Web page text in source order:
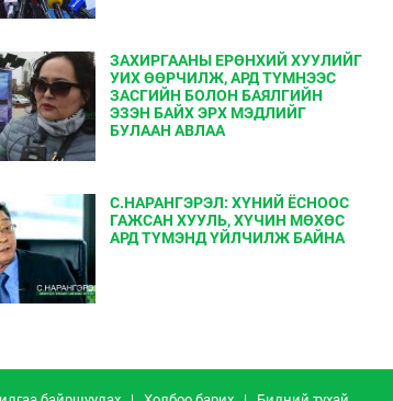
ЗАХИРГААНЫ ЕРӨНХИЙ ХУУЛИЙГ
УИХ ӨӨРЧИЛЖ, АРД ТҮМНЭЭС
ЗАСГИЙН БОЛОН БАЯЛГИЙН
ЭЗЭН БАЙХ ЭРХ МЭДЛИЙГ
БУЛААН АВЛАА
С.НАРАНГЭРЭЛ: ХҮНИЙ ЁСНООС
ГАЖСАН ХУУЛЬ, ХҮЧИН МӨХӨС
АРД ТҮМЭНД ҮЙЛЧИЛЖ БАЙНА